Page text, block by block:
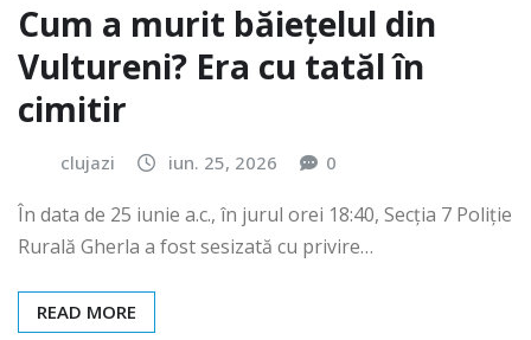
Cum a murit băiețelul din
Vultureni? Era cu tatăl în
cimitir
clujazi iun. 25, 2026 0
În data de 25 iunie a.c., în jurul orei 18:40, Secția 7 Poliție
Rurală Gherla a fost sesizată cu privire…
READ MORE